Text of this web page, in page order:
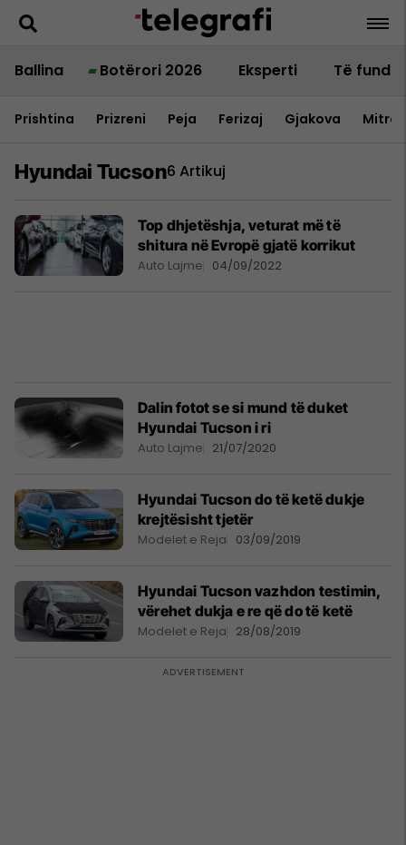
Ballina Botërori 2026 Eksperti Të fundit
Prishtina Prizreni Peja Ferizaj Gjakova
Hyundai Tucson6 Artikuj
Top dhjetëshja, veturat më të
shitura në Evropë gjatë korrikut
Auto Lajme 04/09/2022
Dalin fotot se si mund të duket
Hyundai Tucson i ri
Auto Lajme 21/07/2020
Hyundai Tucson do të ketë dukje
krejtësisht tjetër
Modelet e Reja 03/09/2019
Hyundai Tucson vazhdon testimin,
vërehet dukja e re që do të ketë
Modelet e Reja 28/08/2019